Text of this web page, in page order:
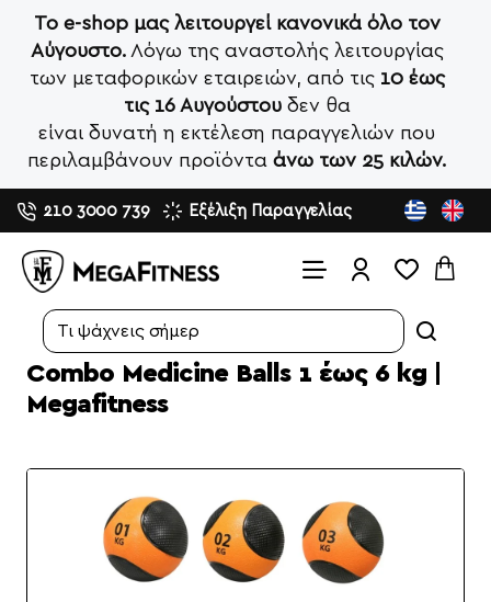
Το e-shop μας λειτουργεί κανονικά όλο τον
Αύγουστο.Λόγω της αναστολής λειτουργίας
των μεταφορικών εταιρειών, από τις 10 έως
τις 16 Αυγούστουδεν θα
είναι δυνατή η εκτέλεση παραγγελιών που
περιλαμβάνουν προϊόντα άνω των 25 κιλών.
210 3000 739 Εξέλιξη Παραγγελίας
Search...
Combo Medicine Balls 1 έως 6 kg |
Megafitness